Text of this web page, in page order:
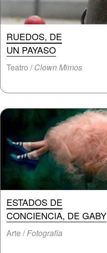
RUEDOS, DE
UN PAYASO
Teatro /Clown Mimos
ESTADOS DE
CONCIENCIA, DE GABY
Arte /Fotografía